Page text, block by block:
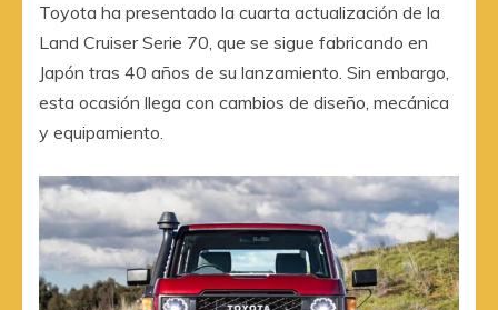
Toyota ha presentado la cuarta actualización de la
Land Cruiser Serie 70, que se sigue fabricando en
Japón tras 40 años de su lanzamiento. Sin embargo,
esta ocasión llega con cambios de diseño, mecánica
y equipamiento.